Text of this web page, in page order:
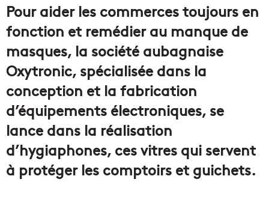
Pour aider les commerces toujours en
fonction et remédier au manque de
masques, la société aubagnaise
Oxytronic, spécialisée dans la
conception et la fabrication
d’équipements électroniques, se
lance dans la réalisation
d’hygiaphones, ces vitres qui servent
à protéger les comptoirs et guichets.